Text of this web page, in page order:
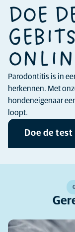
DOE
Parodontitis is in
herkennen. Met
hondeneigenaar
loopt.
Doe de test